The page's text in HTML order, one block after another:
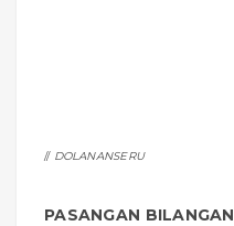
DOLANANSERU
PASANGAN BILANGAN